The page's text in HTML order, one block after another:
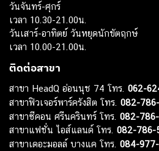
วันจันทร์-ศุกร์
เวลา 10.30-21.00น.
วันเสาร์-อาทิตย์ วันหยุดนักขัตฤกษ์
เวลา 10.00-21.00น.
ติดต่อสาขา
สาขา HeadQ อ่อนนุช 74 โทร. 062-
สาขาฟิวเจอร์พาร์ครังสิต โทร. 082-
สาขาซีคอน ศรีนครินทร์ โทร. 082-
สาขาแฟชั่น ไอส์แลนด์ โทร. 082-786-
สาขาเดอะมอลล์ บางแค โทร. 084-